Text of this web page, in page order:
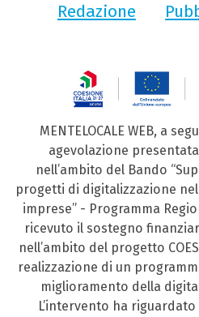
Redazione
MENTELOCALE WEB, a
agevolazione
nell’ambito del Bando
progetti di digitalizzazione
imprese” - Programma
ricevuto il sostegno
nell’ambito del progetto
realizzazione di un
miglioramento della
L’intervento ha